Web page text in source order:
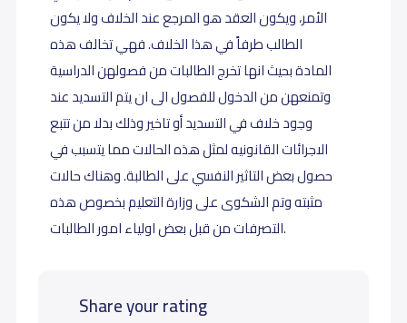
الأمر، ويكون العقد هو المرجع عند الخلاف ولا يكون
الطالب طرفاً في هذا الخلاف.​ فهي تخالف هذه
المادة بحيث انها تخرج الطالبات من فصولهن الدراسية
وتمنعهن من الدخول للفصول الى ان يتم التسديد عند
وجود خلاف في التسديد أو تاخير وذلك بدلا من تتبع
الاجرائات القانونيه لمثل هذه الحالات مما يتسبب في
حصول بعض التاثير النفسي على الطالبة. وهناك حالات
مثبته وتم الشكوى على وزارة التعليم بخصوص هذه
التصرفات من قبل بعض اولياء امور الطالبات.
Share your rating